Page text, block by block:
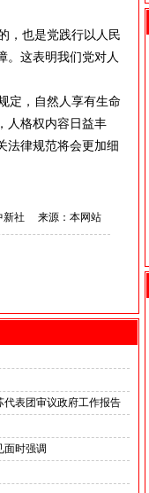
，也是党践行以人民
。这表明我们党对人
定，自然人享有生命
人格权内容日益丰
法律规范将会更加细
新社 来源：本网站
表团审议政府工作报告
面时强调